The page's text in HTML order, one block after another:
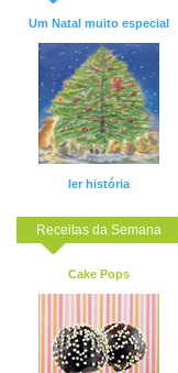
Um Natal muito especial
ler história
Receitas da Semana
Cake Pops